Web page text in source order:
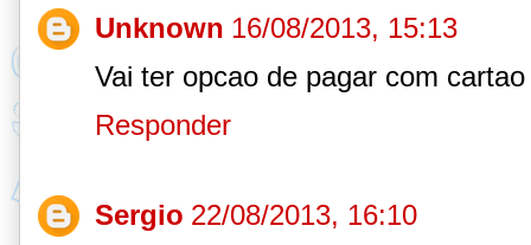
Unknown 16/08/2013, 15:13
Vai ter opcao de pagar com
Responder
Sergio 22/08/2013, 16:10